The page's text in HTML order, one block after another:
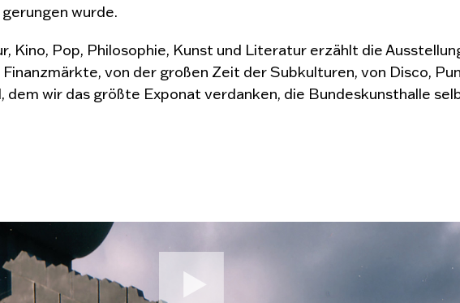
wurde.
Kino, Pop, Philosophie, Kunst und Literatur erzählt die
von der großen Zeit der Subkulturen, von Disco,
wir das größte Exponat verdanken, die Bundeskunsthalle